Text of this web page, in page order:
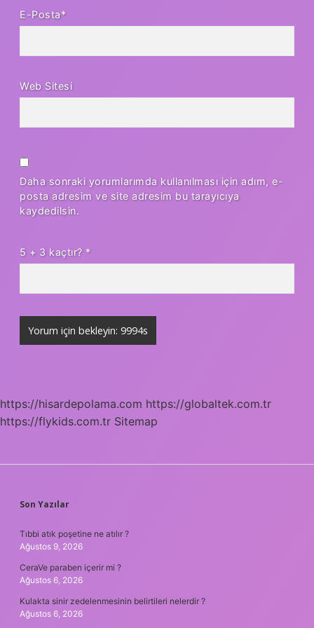
E-Posta*
Web Sitesi
Daha sonraki yorumlarımda kullanılması için adım, e-
posta adresim ve site adresim bu tarayıcıya
kaydedilsin.
5 + 3 kaçtır? *
https://hisardepolama.com https://globaltek.com.tr
https://flykids.com.tr Sitemap
SIDEBAR
Son Yazılar
Tıbbi atık poşetine ne atılır ?
Ağustos 9, 2026
CeraVe paraben içerir mi ?
Ağustos 6, 2026
Kulakta sinir zedelenmesinin belirtileri nelerdir ?
Ağustos 6, 2026